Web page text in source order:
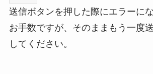
送信ボタンを押した際にエラーに
お手数ですが、そのままもう一度
してください。